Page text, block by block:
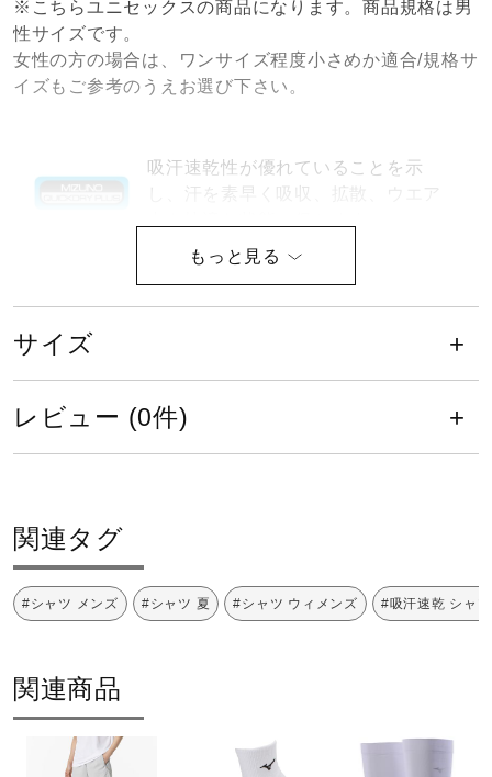
健康／エクササイズ
メディカル
コラボ／ライセンス
セール
その他
直営店一覧
※こちらユニセックスの商品になります。商品規格は男
性サイズです。
女性の方の場合は、ワンサイズ程度小さめか適合/規格サ
イズもご参考のうえお選び下さい。
吸汗速乾性が優れていることを示
し、汗を素早く吸収、拡散、ウエア
動的機能裁断・機能素材選定など、
運動時の動きやすさを追求したウエ
サイズ
カラー
05：グレー
09：ブラック
ポリエステル100％
サイズ
レビュー (0件)
関連タグ
#シャツ メンズ #シャツ 夏 #シャツ ウィメンズ #吸汗速乾 シャツ
関連商品